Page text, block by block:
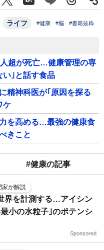
ライフ #健康 #脳 #書籍抜粋
超が死亡…健康管理の専
い｣と話す食品
精神科医が｢原因を探る
ケ
を高める…最強の健康食
きこと
#健康の記事
家が解説
界を計測する…アイシン
小の水粒子｣のポテンシ
Sponsored